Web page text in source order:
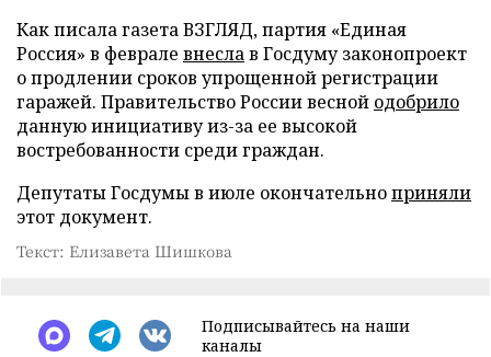
Как писала газета ВЗГЛЯД, партия «Единая
Россия» в феврале внеслав Госдуму законопроект
о продлении сроков упрощенной регистрации
гаражей. Правительство России весной одобрило
данную инициативу из-за ее высокой
востребованности среди граждан.
Депутаты Госдумы в июле окончательноприняли
этот документ.
Текст: Елизавета Шишкова
Подписывайтесь на наши
каналы